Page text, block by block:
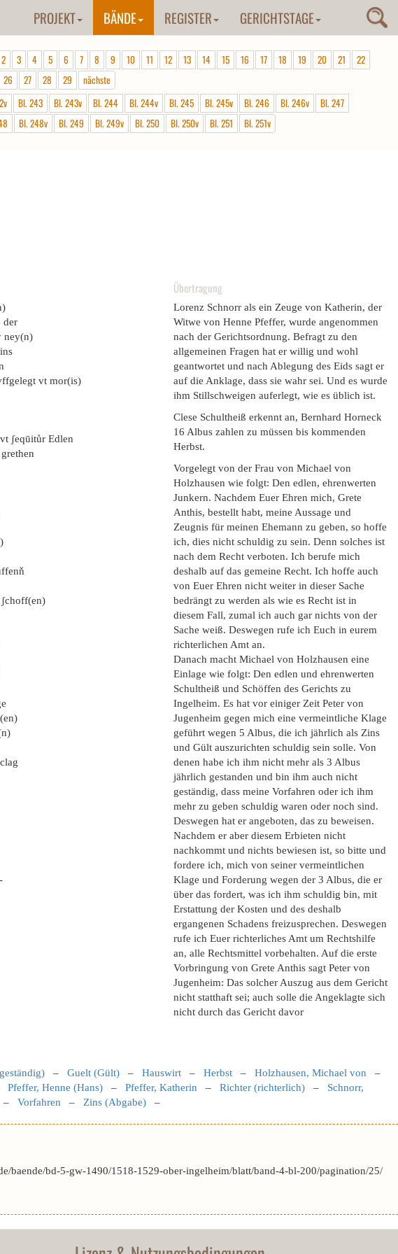
PROJEKT BÄNDE REGISTER GERICHTSTAGE
2 3 4 5 6 7 8 9 10 11 12 13 14 15 16 17 18 19 20 21
22
26 27 28 29
nächste
Bl. 243 Bl. 243v Bl. 244 Bl. 244v Bl. 245 Bl. 245v Bl. 246 Bl. 246v
Bl. 247
Bl. 248v Bl. 249 Bl. 249v Bl. 250 Bl. 250v Bl. 251 Bl. 251v
der
ney(n)
vt mor(is)
ʃeqūitůr Edlen
Übertragung
Lorenz Schnorr als ein Zeuge von Katherin, der
Witwe von Henne Pfeffer, wurde angenommen
nach der Gerichtsordnung. Befragt zu den
allgemeinen Fragen hat er willig und wohl
geantwortet und nach Ablegung des Eids sagt er
auf die Anklage, dass sie wahr sei. Und es wurde
ihm Stillschweigen auferlegt, wie es üblich ist.
Clese Schultheiß erkennt an, Bernhard Horneck
16 Albus zahlen zu müssen bis kommenden
Herbst.
Vorgelegt von der Frau von Michael von
Holzhausen wie folgt: Den edlen, ehrenwerten
Junkern. Nachdem Euer Ehren mich, Grete
Anthis, bestellt habt, meine Aussage und
Zeugnis für meinen Ehemann zu geben, so hoffe
ich, dies nicht schuldig zu sein. Denn solches ist
nach dem Recht verboten. Ich berufe mich
deshalb auf das gemeine Recht. Ich hoffe auch
von Euer Ehren nicht weiter in dieser Sache
bedrängt zu werden als wie es Recht ist in
diesem Fall, zumal ich auch gar nichts von der
Sache weiß. Deswegen rufe ich Euch in eurem
richterlichen Amt an.
Danach macht Michael von Holzhausen eine
Einlage wie folgt: Den edlen und ehrenwerten
Schultheiß und Schöffen des Gerichts zu
Ingelheim. Es hat vor einiger Zeit Peter von
Jugenheim gegen mich eine vermeintliche Klage
geführt wegen 5 Albus, die ich jährlich als Zins
und Gült auszurichten schuldig sein solle. Von
denen habe ich ihm nicht mehr als 3 Albus
jährlich gestanden und bin ihm auch nicht
geständig, dass meine Vorfahren oder ich ihm
mehr zu geben schuldig waren oder noch sind.
Deswegen hat er angeboten, das zu beweisen.
Nachdem er aber diesem Erbieten nicht
nachkommt und nichts bewiesen ist, so bitte und
fordere ich, mich von seiner vermeintlichen
Klage und Forderung wegen der 3 Albus, die er
über das fordert, was ich ihm schuldig bin, mit
Erstattung der Kosten und des deshalb
ergangenen Schadens freizusprechen. Deswegen
rufe ich Euer richterliches Amt um Rechtshilfe
an, alle Rechtsmittel vorbehalten. Auf die erste
Vorbringung von Grete Anthis sagt Peter von
Jugenheim: Das solcher Auszug aus dem Gericht
nicht statthaft sei; auch solle die Angeklagte sich
nicht durch das Gericht davor
– Guelt (Gült) – Hauswirt – Herbst – Holzhausen, Michael von –
Pfeffer, Henne (Hans) – Pfeffer, Katherin – Richter (richterlich) – Schnorr,
– Vorfahren – Zins (Abgabe) –
baende/bd-5-gw-1490/1518-1529-ober-ingelheim/blatt/band-4-bl-200/pagination/25/